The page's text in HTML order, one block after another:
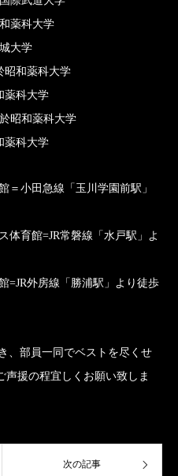
薬科大学
大学
昭和薬科大学
薬科大学
昭和薬科大学
薬科大学
＝小田急線「玉川学園前駅」
体育館=JR常磐線「水戸駅」よ
=JR外房線「勝浦駅」より徒歩
、部員一同でベストを尽くせ
声援の程宜しくお願い致しま
次の記事